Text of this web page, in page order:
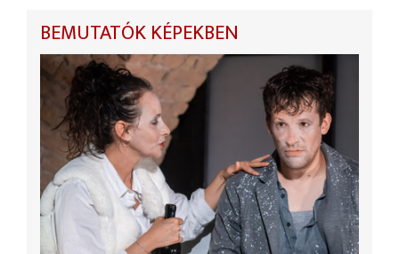
BEMUTATÓK KÉPEKBEN